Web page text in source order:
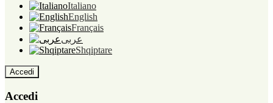
Italiano
English
Français
عربى
Shqiptare
Accedi
Accedi